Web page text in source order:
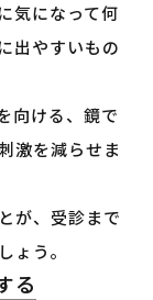
気になって何
出やすいもの
向ける、鏡で
激を減らせま
が、受診まで
ょう。
る